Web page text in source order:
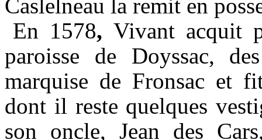
Caslelneau la remit en
En 1578, Vivant acquit
paroisse de Doyssac,
marquise de Fronsac et
dont il reste quelques
son
oncle, Jean des